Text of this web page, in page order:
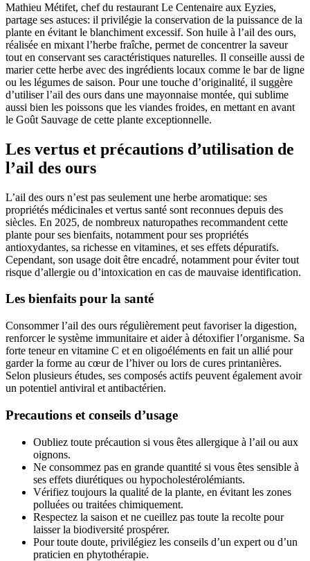
Mathieu Métifet, chef du restaurant Le Centenaire aux Eyzies,
partage ses astuces: il privilégie la conservation de la puissance de la
plante en évitant le blanchiment excessif. Son huile à l’ail des ours,
réalisée en mixant l’herbe fraîche, permet de concentrer la saveur
tout en conservant ses caractéristiques naturelles. Il conseille aussi de
marier cette herbe avec des ingrédients locaux comme le bar de ligne
ou les légumes de saison. Pour une touche d’originalité, il suggère
d’utiliser l’ail des ours dans une mayonnaise montée, qui sublime
aussi bien les poissons que les viandes froides, en mettant en avant
le Goût Sauvage de cette plante exceptionnelle.
Les vertus et précautions d’utilisation de
l’ail des ours
L’ail des ours n’est pas seulement une herbe aromatique: ses
propriétés médicinales et vertus santé sont reconnues depuis des
siècles. En 2025, de nombreux naturopathes recommandent cette
plante pour ses bienfaits, notamment pour ses propriétés
antioxydantes, sa richesse en vitamines, et ses effets dépuratifs.
Cependant, son usage doit être encadré, notamment pour éviter tout
risque d’allergie ou d’intoxication en cas de mauvaise identification.
Les bienfaits pour la santé
Consommer l’ail des ours régulièrement peut favoriser la digestion,
renforcer le système immunitaire et aider à détoxifier l’organisme. Sa
forte teneur en vitamine C et en oligoéléments en fait un allié pour
garder la forme au cœur de l’hiver ou lors de cures printanières.
Selon plusieurs études, ses composés actifs peuvent également avoir
un potentiel antiviral et antibactérien.
Precautions et conseils d’usage
Oubliez toute précaution si vous êtes allergique à l’ail ou aux
oignons.
Ne consommez pas en grande quantité si vous êtes sensible à
ses effets diurétiques ou hypocholestérolémiants.
Vérifiez toujours la qualité de la plante, en évitant les zones
polluées ou traitées chimiquement.
Respectez la saison et ne cueillez pas toute la recolte pour
laisser la biodiversité prospérer.
Pour toute doute, privilégiez les conseils d’un expert ou d’un
praticien en phytothérapie.